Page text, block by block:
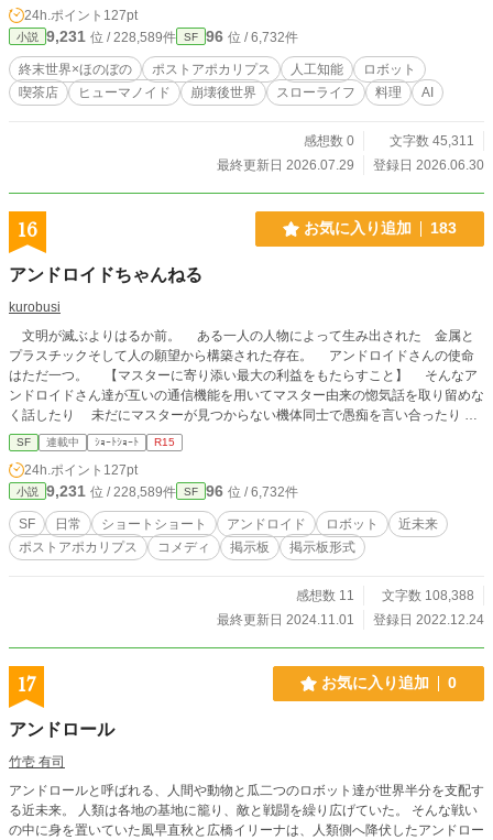
物ではない毛玉。 お客が持ち込むのは、消せなかった後悔、
忘れたくない痛み、誰にも話せなかった記憶。 乃亜とエーテ
ルは、料理とお茶を通して、その記憶にそっと寄り添ってい
く。 ほのぼの、時々不穏。 終末世界で人間の味を取り戻す、
週末喫茶ストーリー。
24h.ポイント 127pt
小説 9,231 位 / 228,589件 SF 96 位 / 6,732件
終末世界×ほのぼの ポストアポカリプス 人工知能
ロボット
喫茶店
ヒューマノイド 崩壊後世界 スローライフ 料理 AI
感想数 0
文字数 45,311
最終更新日 2026.07.29
登録日 2026.06.30
16 お気に入り追加 183
アンドロイドちゃんねる
kurobusi
文明が滅ぶよりはるか前。 ある一人の人物によって生み出された 金属と
プラスチックそして人の願望から構築された存在。 アンドロイドさんの使命
はただ一つ。 【マスターに寄り添い最大の利益をもたらすこと】 そんなア
ンドロイドさん達が互いの通信機能を用いてマスター由来の惚気話を取り留めな
く話したり 未だにマスターが見つからない機体同士で愚痴を言い合ったり
機体の不調を相談し合ったりする そんなお話です
SF 連載中 ｼｮｰﾄｼｮｰﾄ R15
24h.ポイント 127pt
小説 9,231 位 / 228,589件 SF 96 位 / 6,732件
SF 日常 ショートショート アンドロイド ロボット
近未来
ポストアポカリプス
コメディ 掲示板 掲示板形式
感想数 11
文字数 108,388
最終更新日 2024.11.01
登録日 2022.12.24
17 お気に入り追加 0
アンドロール
竹壱 有司
アンドロールと呼ばれる、人間や動物と瓜二つのロボット達が世界半分を支配す
る近未来。 人類は各地の基地に籠り、敵と戦闘を繰り広げていた。 そんな戦い
の中に身を置いていた風早直秋と広橋イリーナは、人類側へ降伏したアンドロー